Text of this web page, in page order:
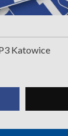
Katowice